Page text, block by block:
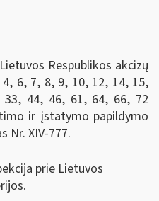
Respublikos akcizų
6, 7, 8, 9, 10, 12, 14, 15,
44, 46, 61, 64, 66, 72
ir įstatymo papildymo
Nr. XIV-777.
prie Lietuvos